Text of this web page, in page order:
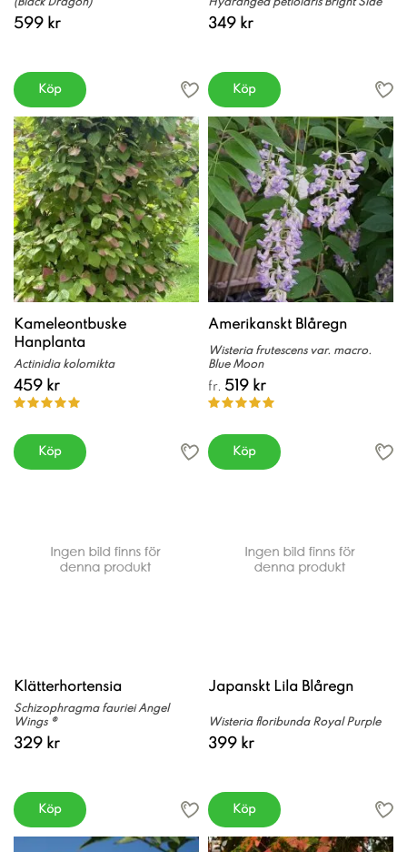
(Black Dragon)
599 kr
Köp
Hydrangea petiolaris Bright Side
349 kr
Köp
Kameleontbuske
Hanplanta
Actinidia kolomikta
459 kr
Köp
Amerikanskt Blåregn
Wisteria frutescens var. macro.
Blue Moon
fr. 519 kr
Köp
Klätterhortensia
Schizophragma fauriei Angel
Wings ®
329 kr
Köp
Japanskt Lila Blåregn
Wisteria floribunda Royal Purple
399 kr
Köp